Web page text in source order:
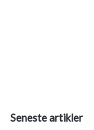
Seneste artikler